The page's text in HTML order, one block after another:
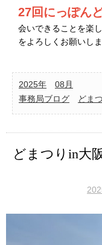
27回にっぽん
会いできることを楽
をよろしくお願いしま
2025年
08月
事務局ブログ
どま
どまつりin大